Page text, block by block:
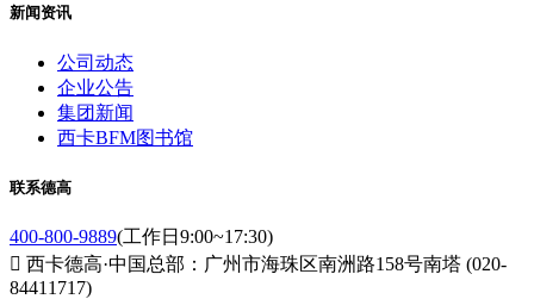
新闻资讯
公司动态
企业公告
集团新闻
西卡BFM图书馆
联系德高
400-800-9889(工作日9:00~17:30)
 西卡德高·中国总部：广州市海珠区南洲路158号南塔 (020-
84411717)